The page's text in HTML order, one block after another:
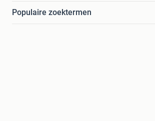
Populaire zoektermen